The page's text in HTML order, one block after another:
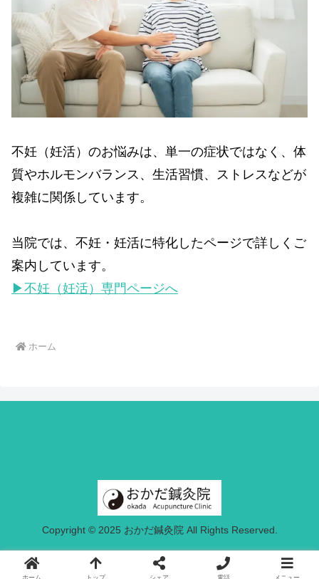
不妊（妊活）のお悩みは、単一の症状ではなく、体
質やホルモンバランス、生活習慣、ストレスなどが
複雑に関係しています。
当院では、不妊・妊活に特化したページで詳しくご
案内しています。
▶不妊（妊活）専門ページへ
ホーム
Copyright © 2025 おかだ鍼灸院 All Rights Reserved.
ホーム トップ シェア 電話 メニュー